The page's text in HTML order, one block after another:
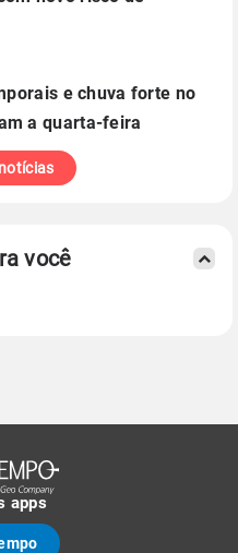
e chuva forte no
a quarta-feira
você
apps